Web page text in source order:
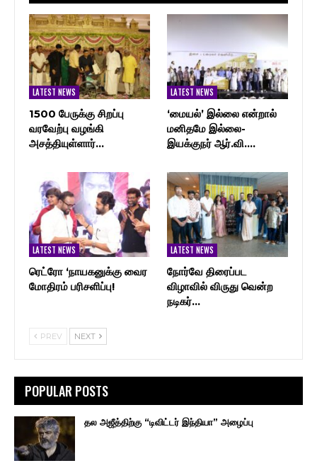
LATEST NEWS
1500 பேருக்கு சிறப்பு
வரவேற்பு வழங்கி
அசத்தியுள்ளார்…
LATEST NEWS
‘மையல்’ இல்லை என்றால்
மனிதமே இல்லை-
இயக்குநர் ஆர்.வி.…
LATEST NEWS
ரெட்ரோ ‘நாயகனுக்கு வைர
மோதிரம் பரிசளிப்பு!
LATEST NEWS
நோர்வே திரைப்பட
விழாவில் விருது வென்ற
நடிகர்…
PREV NEXT
POPULAR POSTS
தல அஜீத்திற்கு “டிவிட்டர் இந்தியா” அழைப்பு